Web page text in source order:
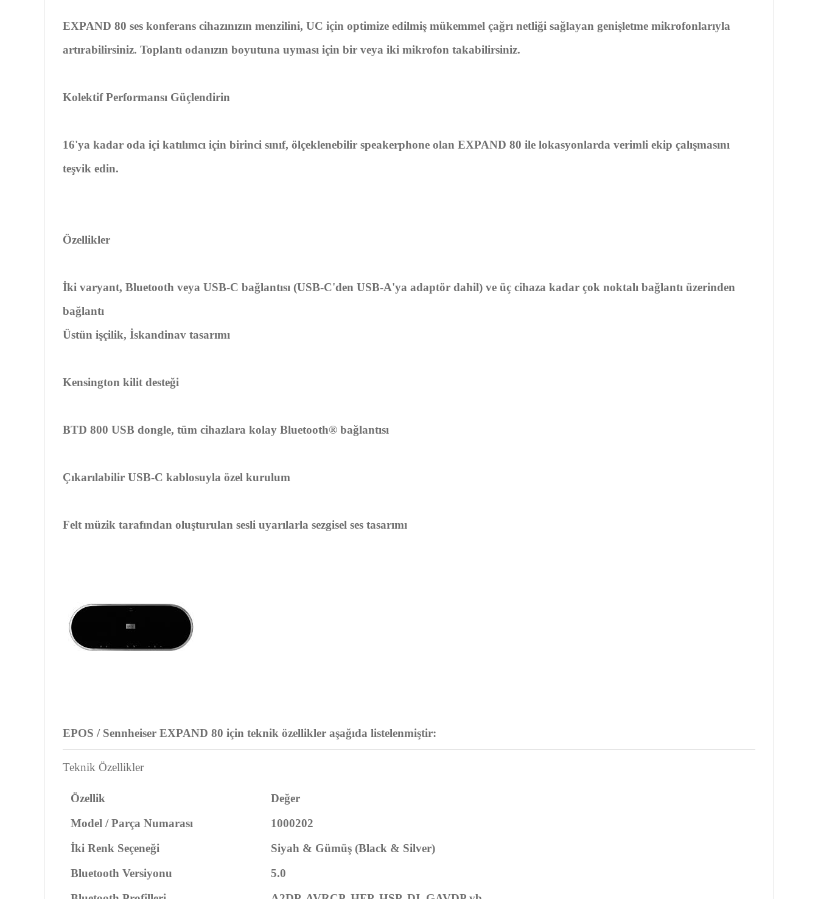
EXPAND 80 ses konferans cihazınızın menzilini, UC için optimize edilmiş mükemmel çağrı netliği sağlayan genişletme mikrofonlarıyla
artırabilirsiniz. Toplantı odanızın boyutuna uyması için bir veya iki mikrofon takabilirsiniz.
Kolektif Performansı Güçlendirin
16'ya kadar oda içi katılımcı için birinci sınıf, ölçeklenebilir speakerphone olan EXPAND 80 ile lokasyonlarda verimli ekip çalışmasını
teşvik edin.
Özellikler
İki varyant, Bluetooth veya USB-C bağlantısı (USB-C'den USB-A'ya adaptör dahil) ve üç cihaza kadar çok noktalı bağlantı üzerinden
bağlantı
Üstün işçilik, İskandinav tasarımı
Kensington kilit desteği
BTD 800 USB dongle, tüm cihazlara kolay Bluetooth® bağlantısı
Çıkarılabilir USB-C kablosuyla özel kurulum
Felt müzik tarafından oluşturulan sesli uyarılarla sezgisel ses tasarımı
EPOS / Sennheiser EXPAND 80 için teknik özellikler aşağıda listelenmiştir:
Teknik Özellikler
Özellik
Değer
Model / Parça Numarası
1000202
İki Renk Seçeneği
Siyah & Gümüş (Black & Silver)
Bluetooth Versiyonu
5.0